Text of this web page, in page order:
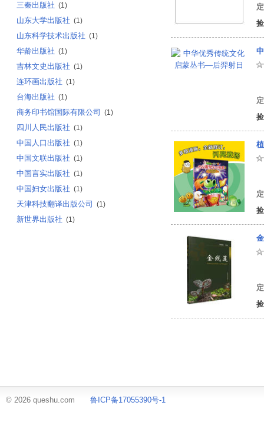
三秦出版社 (1)
山东大学出版社 (1)
山东科学技术出版社 (1)
华龄出版社 (1)
吉林文史出版社 (1)
连环画出版社 (1)
台海出版社 (1)
商务印书馆国际有限公司 (1)
四川人民出版社 (1)
中国人口出版社 (1)
中国文联出版社 (1)
中国言实出版社 (1)
中国妇女出版社 (1)
天津科技翻译出版公司 (1)
新世界出版社 (1)
© 2026 queshu.com 鲁ICP备17055390号-1